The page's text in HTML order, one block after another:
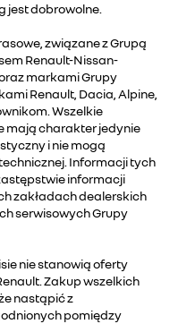
jest dobrowolne.
związane z Grupą
Renault-Nissan-
markami Grupy
Renault, Dacia, Alpine,
Wszelkie
mają charakter jedynie
i nie mogą
Informacji tych
informacji
zakładach dealerskich
serwisowych Grupy
nie stanowią oferty
Zakup wszelkich
nastąpić z
pomiędzy